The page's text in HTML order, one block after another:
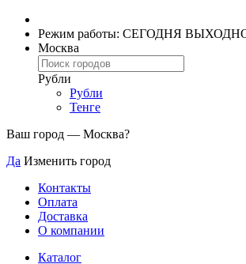
Режим работы: СЕГОДНЯ
Москва
Рубли
Рубли
Тенге
Ваш город — Москва?
Да Изменить город
Контакты
Оплата
Доставка
О компании
Каталог